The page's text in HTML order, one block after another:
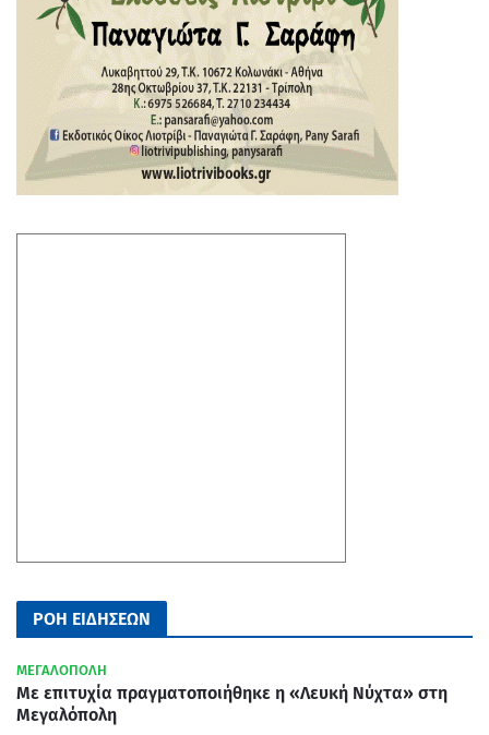
ΡΟΗ ΕΙΔΗΣΕΩΝ
ΜΕΓΑΛΟΠΟΛΗ
Με επιτυχία πραγματοποιήθηκε η «Λευκή Νύχτα» στη
Μεγαλόπολη